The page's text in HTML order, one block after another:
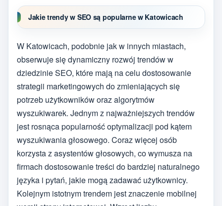
Jakie trendy w SEO są popularne w Katowicach
W Katowicach, podobnie jak w innych miastach,
obserwuje się dynamiczny rozwój trendów w
dziedzinie SEO, które mają na celu dostosowanie
strategii marketingowych do zmieniających się
potrzeb użytkowników oraz algorytmów
wyszukiwarek. Jednym z najważniejszych trendów
jest rosnąca popularność optymalizacji pod kątem
wyszukiwania głosowego. Coraz więcej osób
korzysta z asystentów głosowych, co wymusza na
firmach dostosowanie treści do bardziej naturalnego
języka i pytań, jakie mogą zadawać użytkownicy.
Kolejnym istotnym trendem jest znaczenie mobilnej